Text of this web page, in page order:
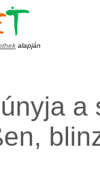
alapján
a